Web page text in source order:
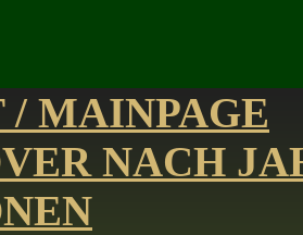
/ MAINPAGE
NACH